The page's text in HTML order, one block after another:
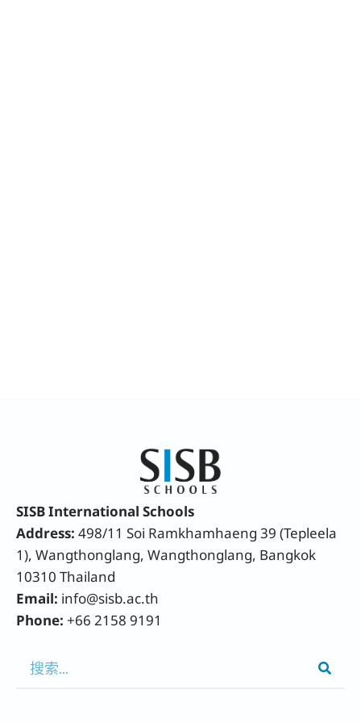
SISB International Schools
Address:498/11 Soi Ramkhamhaeng 39 (Tepleela
1), Wangthonglang, Wangthonglang, Bangkok
10310 Thailand
Email: info@sisb.ac.th
Phone: +66 2158 9191